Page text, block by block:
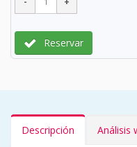
Reservar
Descripción Análisis